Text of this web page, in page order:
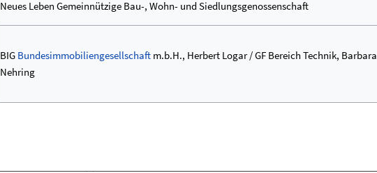
Neues Leben Gemeinnützige Bau-, Wohn- und Siedlungsgenossenschaft
BIG Bundesimmobiliengesellschaftm.b.H., Herbert Logar / GF Bereich Technik, Barbara
Nehring